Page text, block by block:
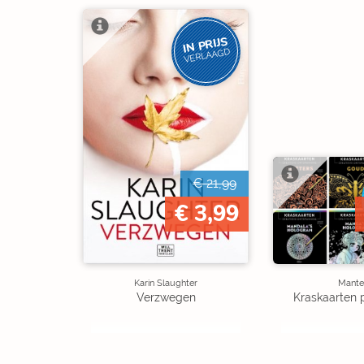
IN PRIJS
VERLAAGD
€ 21,99
€ 3,99
Karin Slaughter
Verzwegen Kraskaarten